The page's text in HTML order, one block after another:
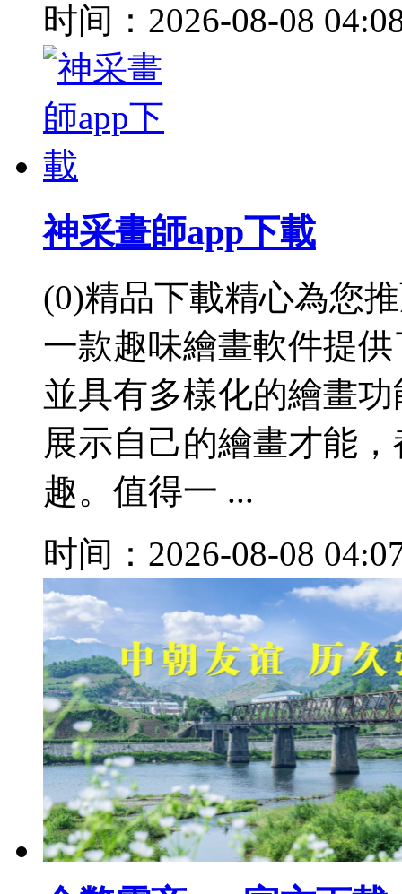
时间：2026-08-08
神采畫師app下載
(0)精品下載精心為您
一款趣味繪畫軟件提
並具有多樣化的繪畫
展示自己的繪畫才能
趣。值得一 ...
时间：2026-08-08